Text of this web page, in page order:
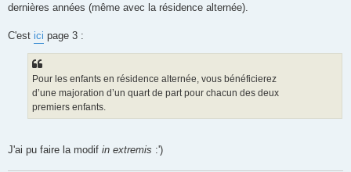
dernières années (même avec la résidence alternée).
C'est ici page 3 :
Pour les enfants en résidence alternée, vous bénéficierez
d’une majoration d’un quart de part pour chacun des deux
premiers enfants.
J'ai pu faire la modif in extremis :')